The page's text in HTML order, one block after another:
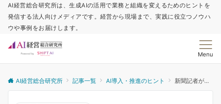
AI経営総合研究所は、生成AIの活用で業務と組織を変えるためのヒントを
発信する法人向けメディアです。経営から現場まで、実践に役立つノウハ
ウや事例をお届けします。
Menu
AI経営総合研究所 記事一覧 AI導入・推進のヒント 新聞記者が取材にAI活用する方法｜効率化と信頼性を両立する実践ガイド